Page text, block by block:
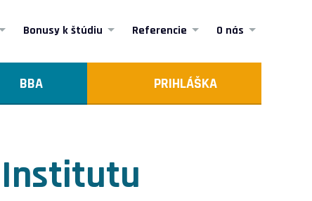
Bonusy k štúdiu Referencie O nás
BBA PRIHLÁŠKA
Institutu